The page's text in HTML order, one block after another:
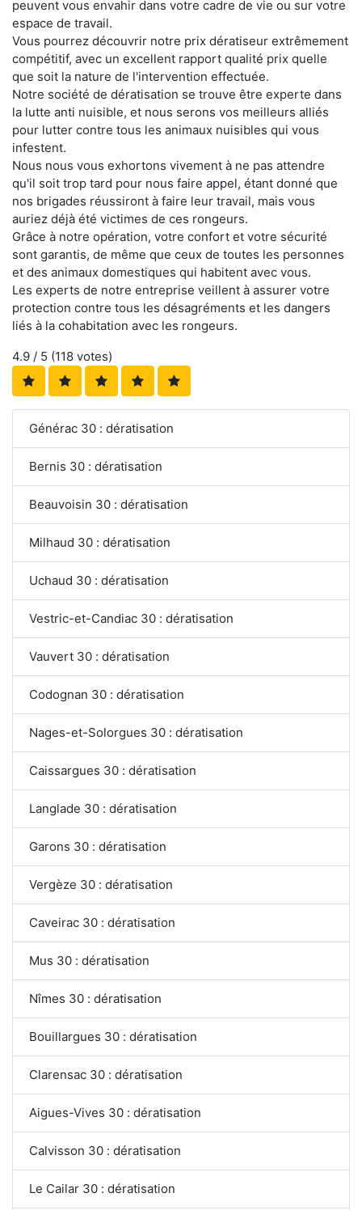
peuvent vous envahir dans votre cadre de vie ou sur votre
espace de travail.
Vous pourrez découvrir notre prix dératiseur extrêmement
compétitif, avec un excellent rapport qualité prix quelle
que soit la nature de l'intervention effectuée.
Notre société de dératisation se trouve être experte dans
la lutte anti nuisible, et nous serons vos meilleurs alliés
pour lutter contre tous les animaux nuisibles qui vous
infestent.
Nous nous vous exhortons vivement à ne pas attendre
qu'il soit trop tard pour nous faire appel, étant donné que
nos brigades réussiront à faire leur travail, mais vous
auriez déjà été victimes de ces rongeurs.
Grâce à notre opération, votre confort et votre sécurité
sont garantis, de même que ceux de toutes les personnes
et des animaux domestiques qui habitent avec vous.
Les experts de notre entreprise veillent à assurer votre
protection contre tous les désagréments et les dangers
liés à la cohabitation avec les rongeurs.
4.9 / 5 (118 votes)
Générac 30 : dératisation
Bernis 30 : dératisation
Beauvoisin 30 : dératisation
Milhaud 30 : dératisation
Uchaud 30 : dératisation
Vestric-et-Candiac 30 : dératisation
Vauvert 30 : dératisation
Codognan 30 : dératisation
Nages-et-Solorgues 30 : dératisation
Caissargues 30 : dératisation
Langlade 30 : dératisation
Garons 30 : dératisation
Vergèze 30 : dératisation
Caveirac 30 : dératisation
Mus 30 : dératisation
Nîmes 30 : dératisation
Bouillargues 30 : dératisation
Clarensac 30 : dératisation
Aigues-Vives 30 : dératisation
Calvisson 30 : dératisation
Le Cailar 30 : dératisation